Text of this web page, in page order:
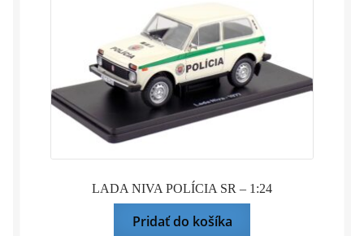
Doplnky pre modelárov
Darčekové predmety
LADA NIVA POLÍCIA SR – 1:24
Pridať do košíka